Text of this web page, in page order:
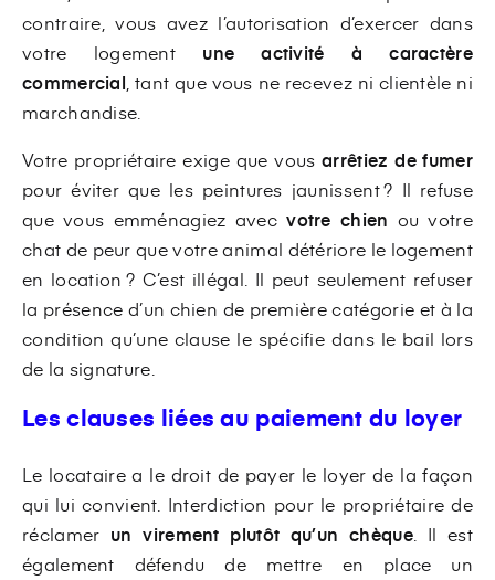
contraire, vous avez l’autorisation d’exercer dans
votre logement une activité à caractère
commercial , tant que vous ne recevez ni clientèle ni
marchandise.
Votre propriétaire exige que vousarrêtiez de fumer
pour éviter que les peintures jaunissent ? Il refuse
que vous emménagiez avecvotre chien ou votre
chat de peur que votre animal détériore le logement
en location ? C’est illégal. Il peut seulement refuser
la présence d’un chien de première catégorie et à la
condition qu’une clause le spécifie dans le bail lors
de la signature.
Les clauses liées au paiement du loyer
Le locataire a le droit de payer le loyer de la façon
qui lui convient. Interdiction pour le propriétaire de
réclamer un virement plutôt qu’un chèque. Il est
également défendu de mettre en place un